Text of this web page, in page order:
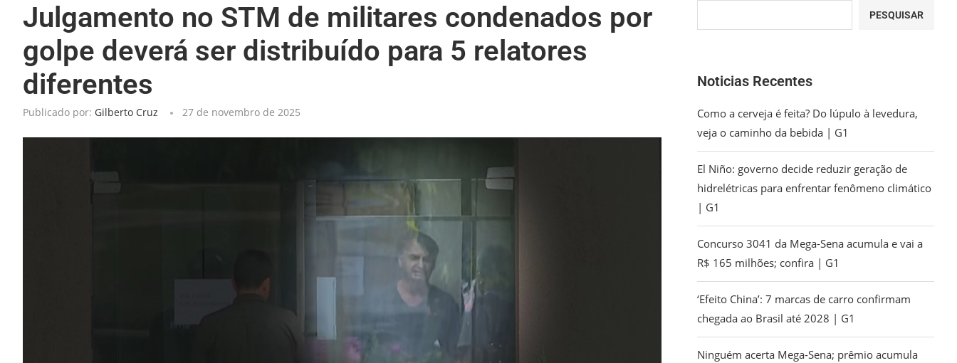
Julgamento no STM de militares condenados por
golpe deverá ser distribuído para 5 relatores
diferentes
Publicado por: Gilberto Cruz 27 de novembro de 2025
PESQUISAR
Noticias Recentes
Como a cerveja é feita? Do lúpulo à levedura,
veja o caminho da bebida | G1
El Niño: governo decide reduzir geração de
hidrelétricas para enfrentar fenômeno climático
| G1
Concurso 3041 da Mega-Sena acumula e vai a
R$ 165 milhões; confira | G1
‘Efeito China’: 7 marcas de carro confirmam
chegada ao Brasil até 2028 | G1
Ninguém acerta Mega-Sena; prêmio acumula